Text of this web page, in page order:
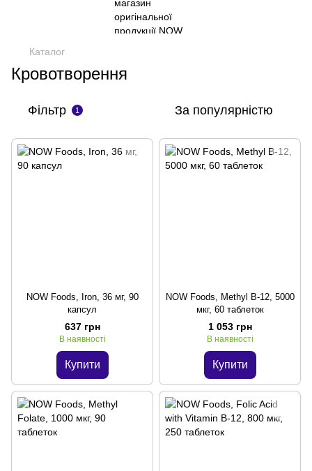
Каталог
Кровотворення
Фільтр 1 За популярністю
NOW Foods, Iron, 36 мг, 90
капсул
637 грн
В наявності
Купити
NOW Foods, Methyl B-12, 5000
мкг, 60 таблеток
1 053 грн
В наявності
Купити